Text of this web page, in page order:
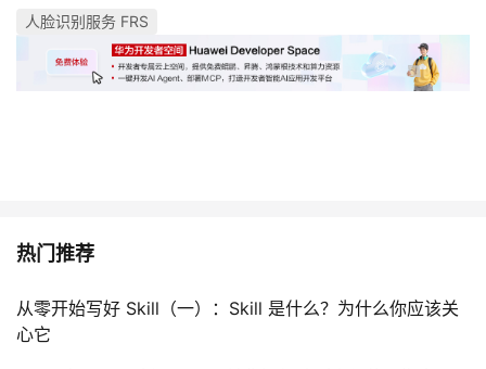
人脸识别服务 FRS
热门推荐
从零开始写好 Skill（一）：Skill 是什么？为什么你应该关
心它